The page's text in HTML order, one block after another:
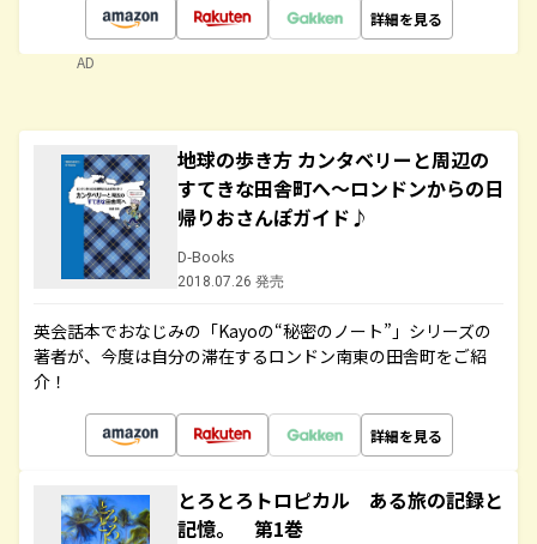
詳細を見る
AD
地球の歩き方 カンタベリーと周辺の
すてきな田舎町へ～ロンドンからの日
帰りおさんぽガイド♪
D-Books
2018.07.26 発売
英会話本でおなじみの「Kayoの“秘密のノート”」シリーズの
著者が、今度は自分の滞在するロンドン南東の田舎町をご紹
介！
詳細を見る
とろとろトロピカル ある旅の記録と
記憶。 第1巻